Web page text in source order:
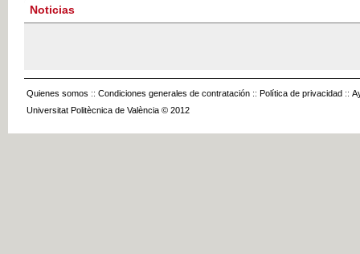
Noticias
Quienes somos :: Condiciones generales de contratación :: Política de privacidad ::
Universitat Politècnica de València © 2012